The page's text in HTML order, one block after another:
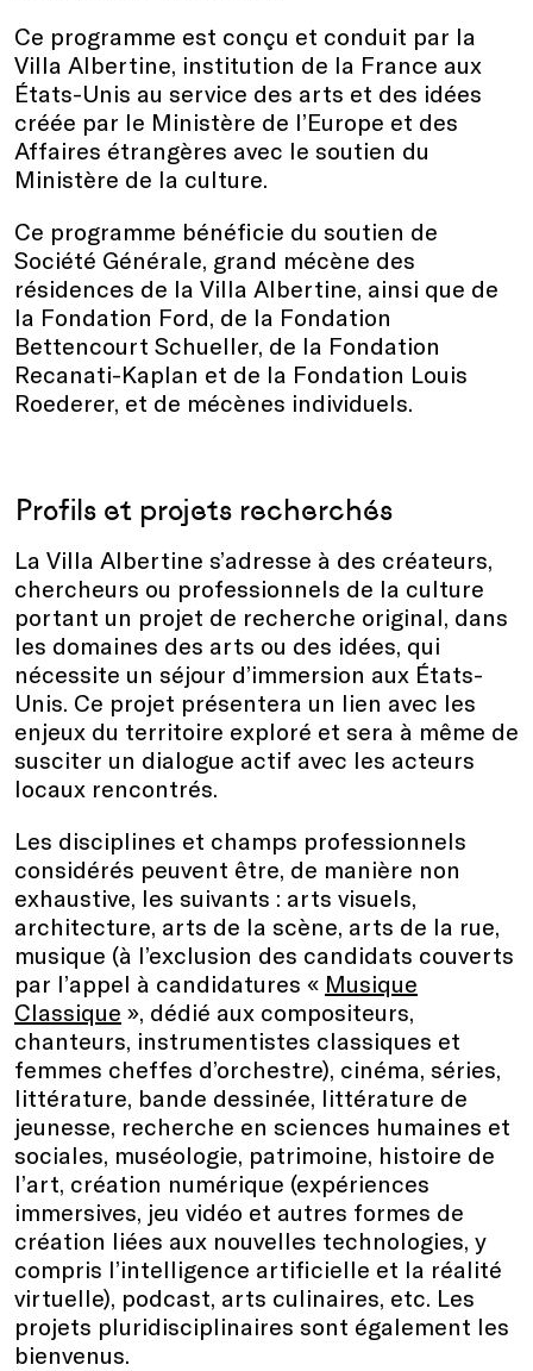
Ce programme est conçu et conduit par la
Villa Albertine, institution de la France aux
États-Unis au service des arts et des idées
créée par le Ministère de l’Europe et des
Affaires étrangères avec le soutien du
Ministère de la culture.
Ce programme bénéficie du soutien de
Société Générale, grand mécène des
résidences de la Villa Albertine, ainsi que de
la Fondation Ford, de la Fondation
Bettencourt Schueller, de la Fondation
Recanati-Kaplan et de la Fondation Louis
Roederer, et de mécènes individuels.
Profils et projets recherchés
La Villa Albertine s’adresse à des créateurs,
chercheurs ou professionnels de la culture
portant un projet de recherche original, dans
les domaines des arts ou des idées, qui
nécessite un séjour d’immersion aux États-
Unis. Ce projet présentera un lien avec les
enjeux du territoire exploré et sera à même de
susciter un dialogue actif avec les acteurs
locaux rencontrés.
Les disciplines et champs professionnels
considérés peuvent être, de manière non
exhaustive, les suivants : arts visuels,
architecture, arts de la scène, arts de la rue,
musique (à l’exclusion des candidats couverts
par l’appel à candidatures « Musique
Classique », dédié aux compositeurs,
chanteurs, instrumentistes classiques et
femmes cheffes d’orchestre), cinéma, séries,
littérature, bande dessinée, littérature de
jeunesse, recherche en sciences humaines et
sociales, muséologie, patrimoine, histoire de
l’art, création numérique (expériences
immersives, jeu vidéo et autres formes de
création liées aux nouvelles technologies, y
compris l’intelligence artificielle et la réalité
virtuelle), podcast, arts culinaires, etc. Les
projets pluridisciplinaires sont également les
bienvenus.